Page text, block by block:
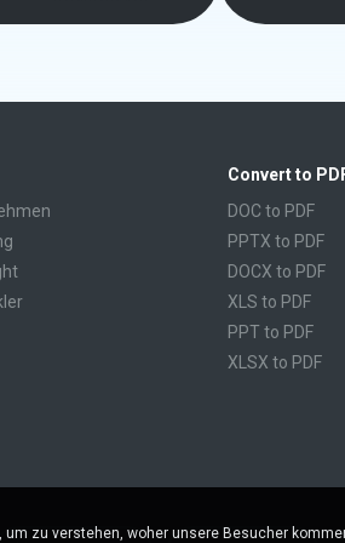
Convert to
DOC to PDF
PPTX to PDF
DOCX to PDF
XLS to PDF
PPT to PDF
XLSX to PDF
RTF to PDF
zu verstehen, woher unsere Besucher